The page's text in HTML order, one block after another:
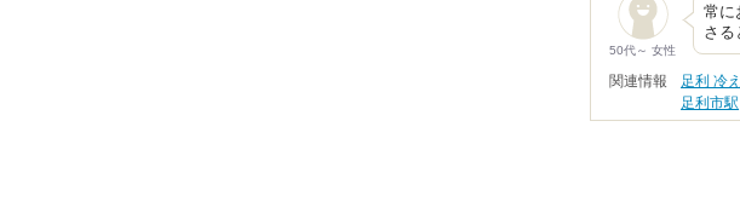
50代～ 女性
常に
さる
関連情報 足利 冷
足利市駅